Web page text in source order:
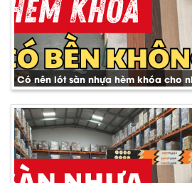
Có nên lót sàn nhựa hèm khóa cho